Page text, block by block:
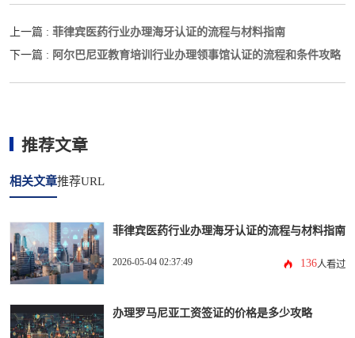
上一篇 : 菲律宾医药行业办理海牙认证的流程与材料指南
下一篇 : 阿尔巴尼亚教育培训行业办理领事馆认证的流程和条件攻略
推荐文章
相关文章推荐URL
菲律宾医药行业办理海牙认证的流程与材料指南
2026-05-04 02:37:49 136人看过
办理罗马尼亚工资签证的价格是多少攻略